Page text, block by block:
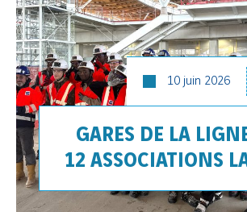
10 juin 2026
GARES DE LA
12 ASSOCIATIONS